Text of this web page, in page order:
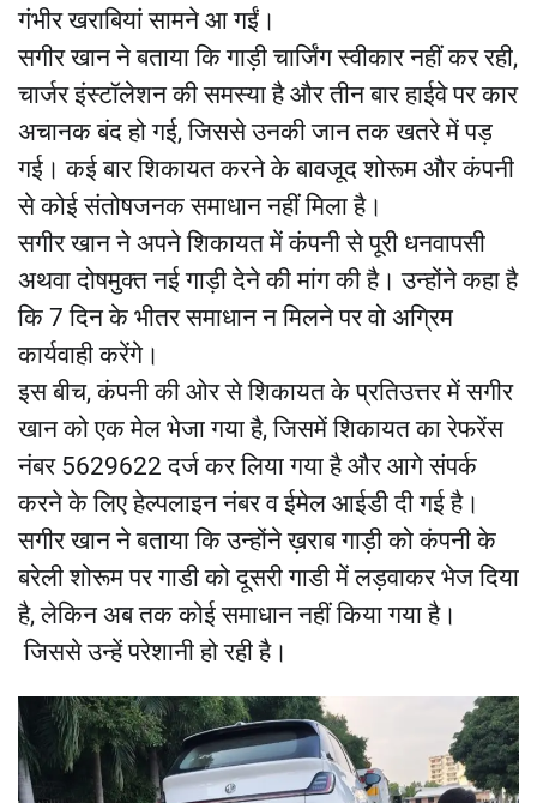
गंभीर खराबियां सामने आ गईं।
सगीर खान ने बताया कि गाड़ी चार्जिंग स्वीकार नहीं कर रही,
चार्जर इंस्टॉलेशन की समस्या है और तीन बार हाईवे पर कार
अचानक बंद हो गई, जिससे उनकी जान तक खतरे में पड़
गई। कई बार शिकायत करने के बावजूद शोरूम और कंपनी
से कोई संतोषजनक समाधान नहीं मिला है।
सगीर खान ने अपने शिकायत में कंपनी से पूरी धनवापसी
अथवा दोषमुक्त नई गाड़ी देने की मांग की है। उन्होंने कहा है
कि 7 दिन के भीतर समाधान न मिलने पर वो अग्रिम
कार्यवाही करेंगे।
इस बीच, कंपनी की ओर से शिकायत के प्रतिउत्तर में सगीर
खान को एक मेल भेजा गया है, जिसमें शिकायत का रेफरेंस
नंबर 5629622 दर्ज कर लिया गया है और आगे संपर्क
करने के लिए हेल्पलाइन नंबर व ईमेल आईडी दी गई है।
सगीर खान ने बताया कि उन्होंने ख़राब गाड़ी को कंपनी के
बरेली शोरूम पर गाडी को दूसरी गाडी में लड़वाकर भेज दिया
है, लेकिन अब तक कोई समाधान नहीं किया गया है।
जिससे उन्हें परेशानी हो रही है।